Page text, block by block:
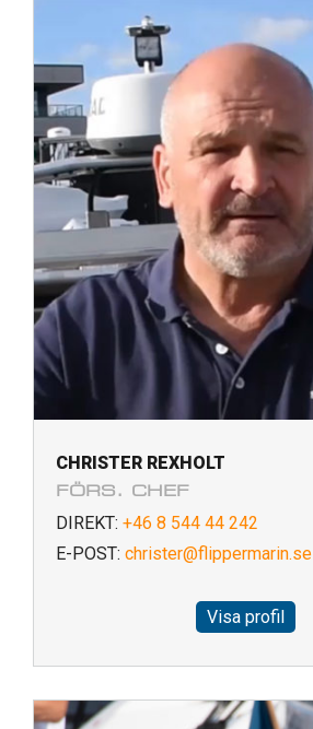
CHRISTER REXHOLT
FÖRS. CHEF
DIREKT: +46 8 544 44 242
E-POST: christer@flippermarin.se
Visa profil